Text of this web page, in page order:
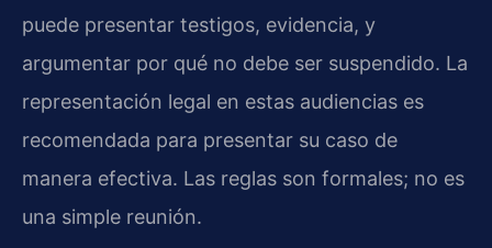
puede presentar testigos, evidencia, y
argumentar por qué no debe ser suspendido. La
representación legal en estas audiencias es
recomendada para presentar su caso de
manera efectiva. Las reglas son formales; no es
una simple reunión.